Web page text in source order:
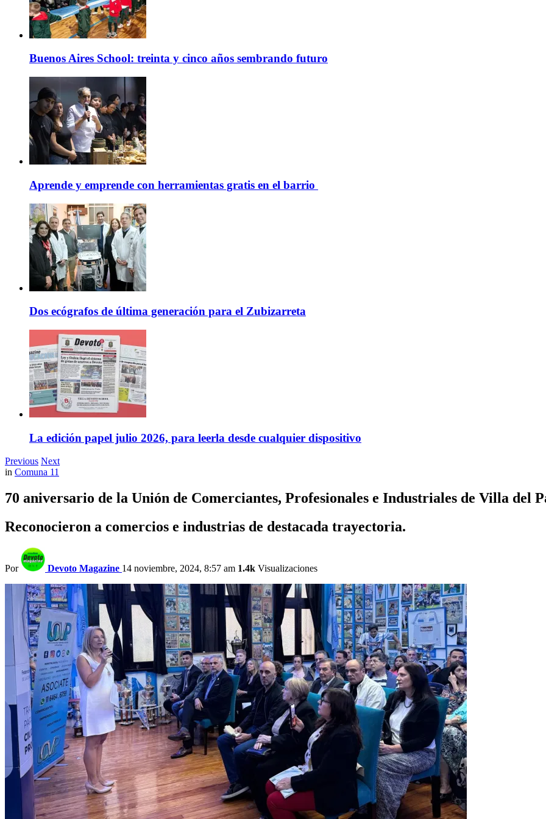
Buenos Aires School: treinta y cinco años sembrando futuro
Aprende y emprende con herramientas gratis en el barrio
Dos ecógrafos de última generación para el Zubizarreta
La edición papel julio 2026, para leerla desde cualquier dispositivo
Previous Next
in Comuna 11
70 aniversario de la Unión de Comerciantes, Profesionales e Industriales de Villa del
Reconocieron a comercios e industrias de destacada trayectoria.
Por Devoto Magazine 14 noviembre, 2024, 8:57 am 1.4k Visualizaciones